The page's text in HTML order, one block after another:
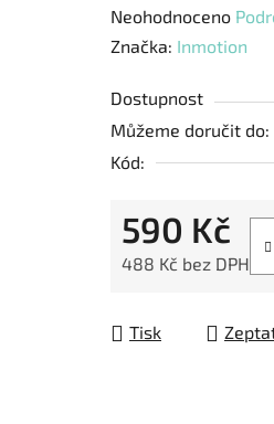
Průměrné
hodnocení
je
0,0
z
hvězdiček.
Neohodnoceno
Značka: Inmotion
Dostupnost
Můžeme doručit do:
Kód:
590 Kč
488 Kč bez DPH
Tisk